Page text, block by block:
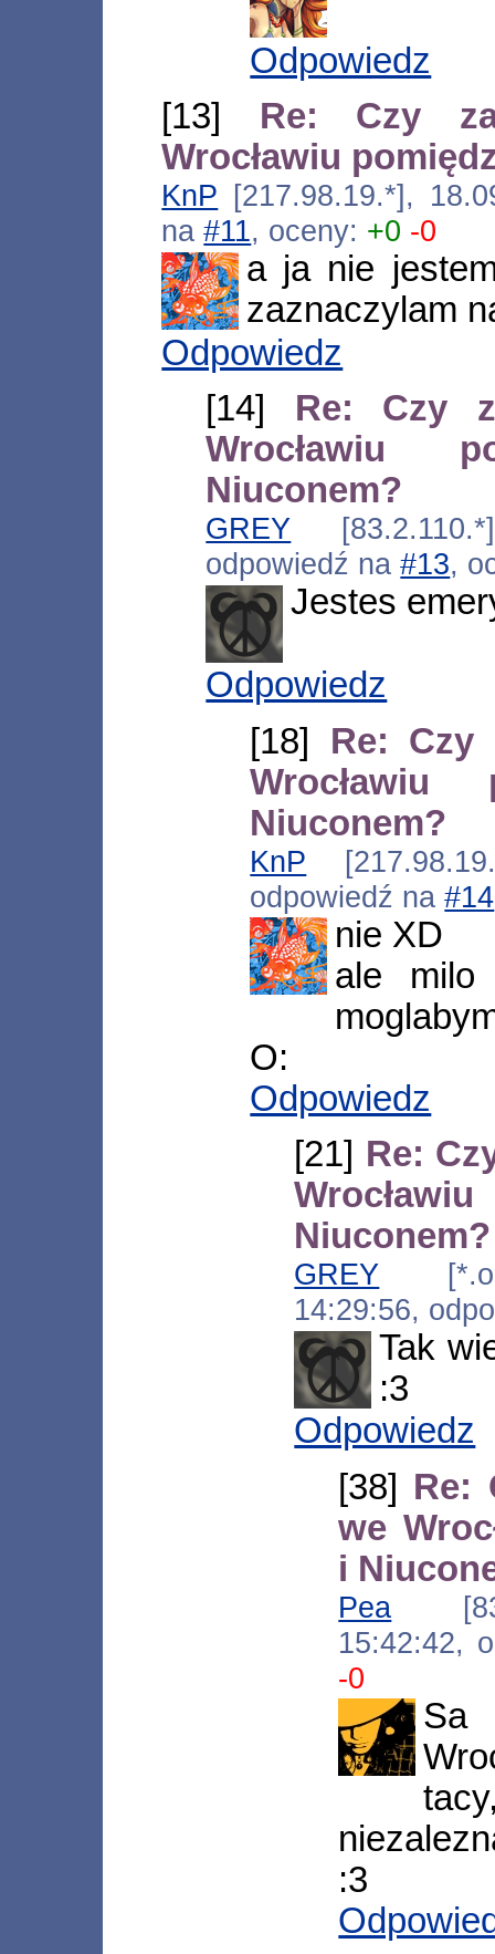
Odpowiedz
[13] Re: Czy
Wrocławiu
KnP [217.98.19.*],
na#11, oceny: +0 -0
a ja nie
zaznaczylam
Odpowiedz
[14] Re: Czy
Wrocławiu
Niuconem?
GREY
odpowiedź na#13,
Jestes
Odpowiedz
[18] Re: Czy
Niuconem?
KnP
odpowiedź na#14
nie XD
ale
O:
Odpowiedz
[21] Re:
Niuconem?
GREY
14:29:56,
Tak
:3
Odpowiedz
[38] Re:
we
i
Pea
15:42:42,
-0
Sa
:3